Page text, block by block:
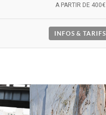
A PARTIR DE 400€
INFOS & TARIFS